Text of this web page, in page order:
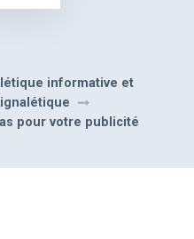
informative et
pour votre publicité